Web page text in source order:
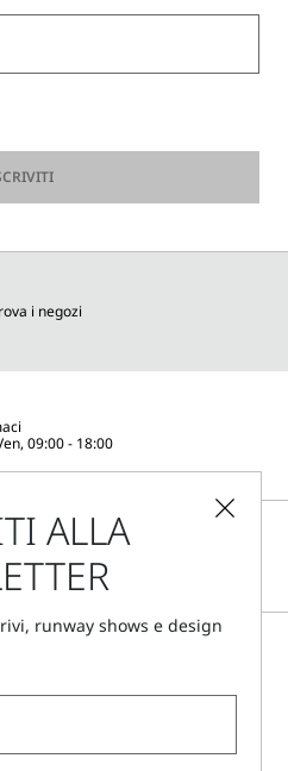
i negozi
09:00 - 18:00
ALLA
runway shows e design